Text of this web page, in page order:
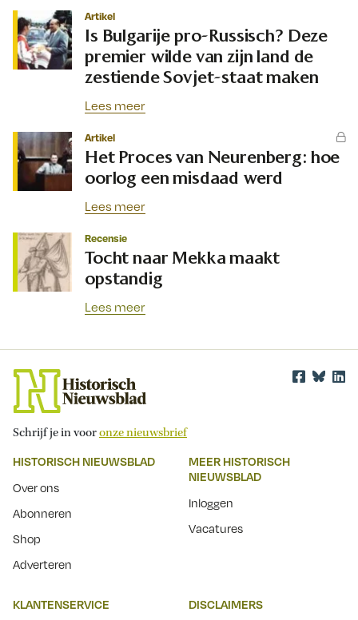
Artikel
Is Bulgarije pro-Russisch? Deze
premier wilde van zijn land de
zestiende Sovjet-staat maken
Lees meer
Artikel
Het Proces van Neurenberg: hoe
oorlog een misdaad werd
Lees meer
Recensie
Tocht naar Mekka maakt
opstandig
Lees meer
Schrijf je in vooronze nieuwsbrief
HISTORISCH NIEUWSBLAD
Over ons
Abonneren
Shop
Adverteren
MEER HISTORISCH
NIEUWSBLAD
Inloggen
Vacatures
KLANTENSERVICE DISCLAIMERS